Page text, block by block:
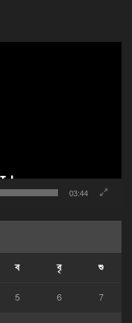
03:44
ব বৃ শু
5 6 7